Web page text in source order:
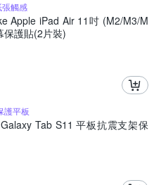
觸感
Apple iPad Air 11吋 (M2/M3/M
保護貼(2片裝)
護平板
Tab S11 平板抗震支架保